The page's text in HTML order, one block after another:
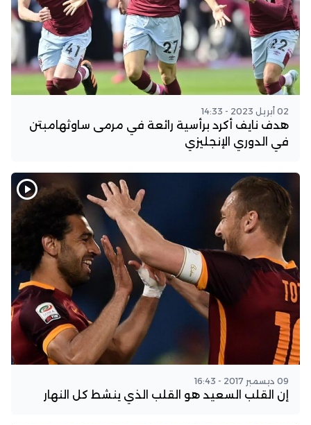
02 أبريل 2023 - 14:33
هدف نايف أكرد برأسية رائعة في مرمى ساوثهامبتن
في الدوري الإنجليزي
09 ديسمبر 2017 - 16:43
إن القلب السعيد هو القلب الذي ينشط كل النهار